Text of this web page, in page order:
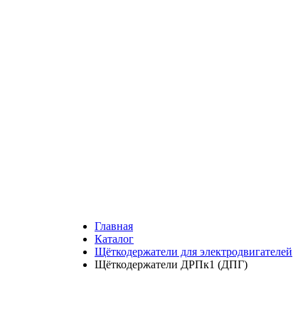
Главная
Каталог
Щёткодержатели для электродвигателей
Щёткодержатели ДРПк1 (ДПГ)